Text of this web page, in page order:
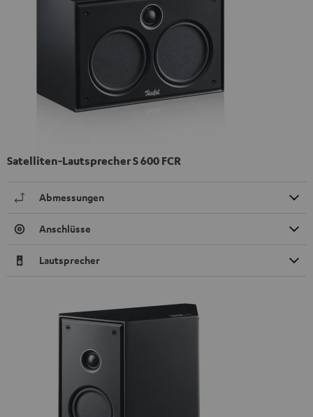
Satelliten-Lautsprecher S 600 FCR
Abmessungen
Anschlüsse
Lautsprecher